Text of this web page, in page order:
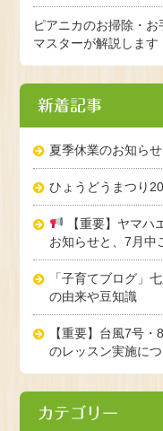
ピアニカのお掃除・
マスターが解説します
新着記事
夏季休業のお知らせ
ひょうどうまつり
【重要】ヤマハ
お知らせと、7月中
「子育てブログ」
の由来や豆知識
【重要】台風7号
のレッスン実施に
カテゴリー